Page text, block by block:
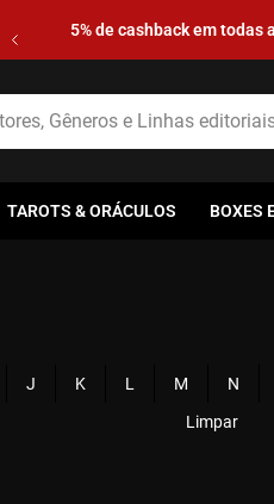
5% de cashback em todas
Gêneros e Linhas editoriais
TAROTS & ORÁCULOS BOXES
J K L M N
Limpar